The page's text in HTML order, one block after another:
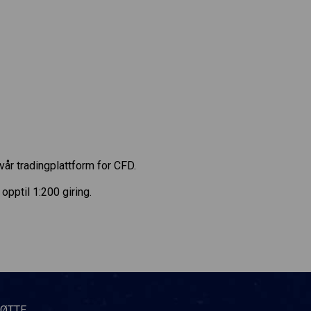
tradingplattform for CFD.
1:200 giring.